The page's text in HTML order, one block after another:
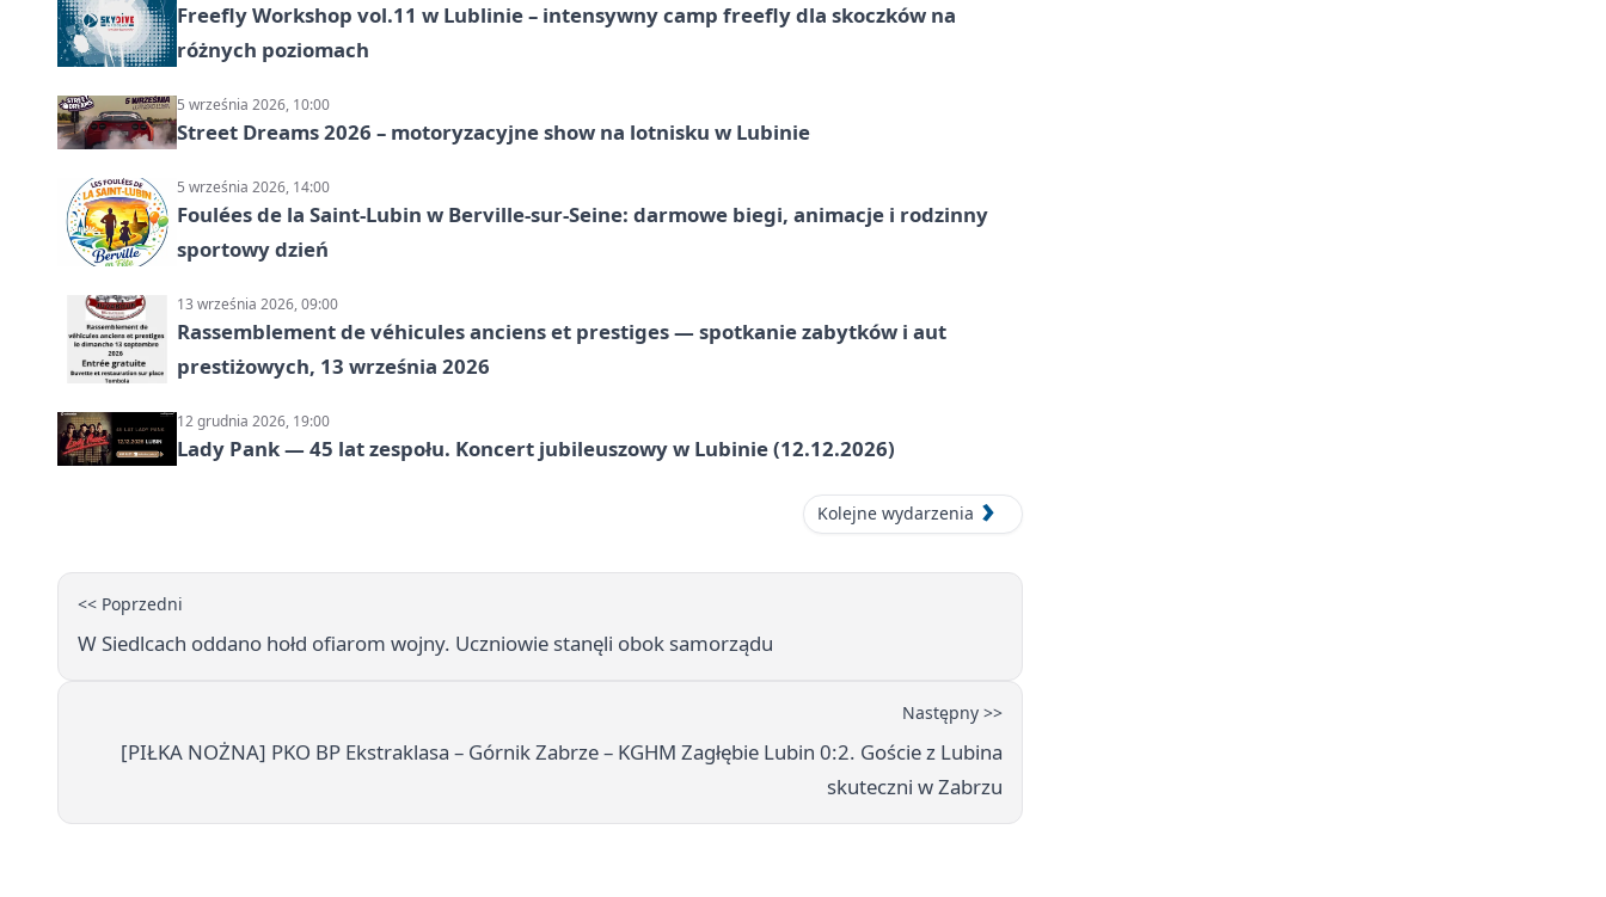
Freefly Workshop vol.11 w Lublinie – intensywny camp freefly dla skoczków na
różnych poziomach
5 września 2026, 10:00
Street Dreams 2026 – motoryzacyjne show na lotnisku w Lubinie
5 września 2026, 14:00
Foulées de la Saint-Lubin w Berville-sur-Seine: darmowe biegi, animacje i rodzinny
sportowy dzień
13 września 2026, 09:00
Rassemblement de véhicules anciens et prestiges — spotkanie zabytków i aut
prestiżowych, 13 września 2026
12 grudnia 2026, 19:00
Lady Pank — 45 lat zespołu. Koncert jubileuszowy w Lubinie (12.12.2026)
Kolejne wydarzenia
<< Poprzedni
W Siedlcach oddano hołd ofiarom wojny. Uczniowie stanęli obok samorządu
Następny >>
[PIŁKA NOŻNA] PKO BP Ekstraklasa – Górnik Zabrze – KGHM Zagłębie Lubin 0:2. Goście z Lubina
skuteczni w Zabrzu